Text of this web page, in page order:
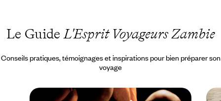
Le GuideL'Esprit Voyageurs Zambie
Conseils pratiques, témoignages et inspirations pour bien préparer son
voyage